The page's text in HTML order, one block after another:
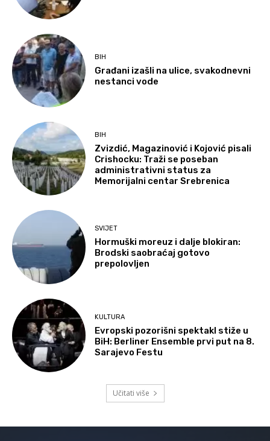
BIH
Građani izašli na ulice, svakodnevni
nestanci vode
BIH
Zvizdić, Magazinović i Kojović pisali
Crishocku: Traži se poseban
administrativni status za
Memorijalni centar Srebrenica
SVIJET
Hormuški moreuz i dalje blokiran:
Brodski saobraćaj gotovo
prepolovljen
KULTURA
Evropski pozorišni spektakl stiže u
BiH: Berliner Ensemble prvi put na 8.
Sarajevo Festu
Učitati više